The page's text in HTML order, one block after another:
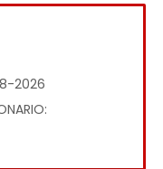
2026